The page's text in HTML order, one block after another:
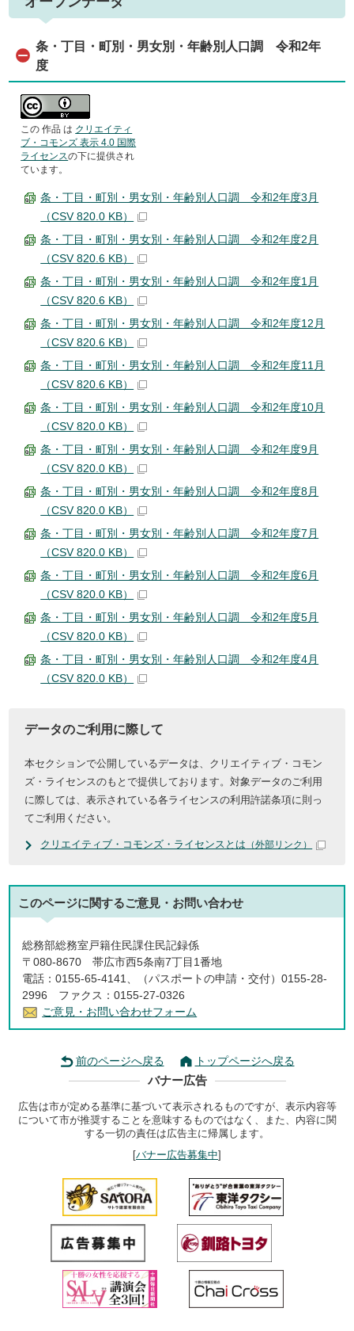
条・丁目・町別・男女別・年齢別人口調 令和2年
度
この 作品 は クリエイティ
ブ・コモンズ 表示 4.0 国際
ライセンスの下に提供され
ています。
条・丁目・町別・男女別・年齢別人口調 令和2年度3月
（CSV 820.0 KB）
条・丁目・町別・男女別・年齢別人口調 令和2年度2月
（CSV 820.6 KB）
条・丁目・町別・男女別・年齢別人口調 令和2年度1月
（CSV 820.6 KB）
条・丁目・町別・男女別・年齢別人口調 令和2年度12月
（CSV 820.6 KB）
条・丁目・町別・男女別・年齢別人口調 令和2年度11月
（CSV 820.6 KB）
条・丁目・町別・男女別・年齢別人口調 令和2年度10月
（CSV 820.0 KB）
条・丁目・町別・男女別・年齢別人口調 令和2年度9月
（CSV 820.0 KB）
条・丁目・町別・男女別・年齢別人口調 令和2年度8月
（CSV 820.0 KB）
条・丁目・町別・男女別・年齢別人口調 令和2年度7月
（CSV 820.0 KB）
条・丁目・町別・男女別・年齢別人口調 令和2年度6月
（CSV 820.0 KB）
条・丁目・町別・男女別・年齢別人口調 令和2年度5月
（CSV 820.0 KB）
条・丁目・町別・男女別・年齢別人口調 令和2年度4月
（CSV 820.0 KB）
データのご利用に際して
本セクションで公開しているデータは、クリエイティブ・コモン
ズ・ライセンスのもとで提供しております。対象データのご利用
に際しては、表示されている各ライセンスの利用許諾条項に則っ
てご利用ください。
クリエイティブ・コモンズ・ライセンスとは （外部リンク）
このページに関するご意見・お問い合わせ
総務部総務室戸籍住民課住民記録係
〒080-8670 帯広市西5条南7丁目1番地
電話：0155-65-4141、（パスポートの申請・交付）0155-28-
2996 ファクス：0155-27-0326
ご意見・お問い合わせフォーム
前のページへ戻る トップページへ戻る
バナー広告
広告は市が定める基準に基づいて表示されるものですが、表示内容等
について市が推奨することを意味するものではなく、また、内容に関
する一切の責任は広告主に帰属します。
[バナー広告募集中]